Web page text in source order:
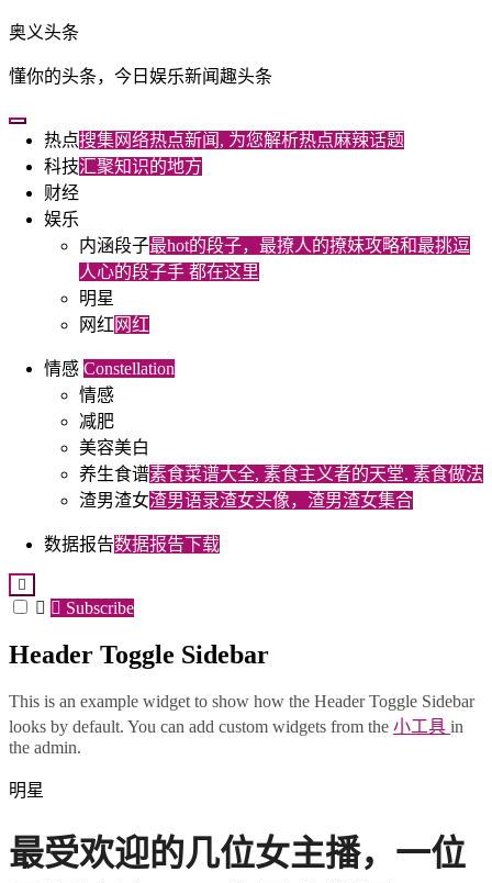
跳
到
奥义头条
懂你的头条，今日娱乐新闻趣头条
热点搜集网络热点新闻, 为您解析热点麻辣话题
科技汇聚知识的地方
财经
娱乐
内涵段子最hot的段子，最撩人的撩妹攻略和最挑逗
人心的段子手 都在这里
明星
网红 网红
情感 Constellation
情感
减肥
美容美白
养生食谱素食菜谱大全, 素食主义者的天堂. 素食做法
渣男渣女渣男语录渣女头像，渣男渣女集合
数据报告数据报告下载
Subscribe
Header Toggle Sidebar
This is an example widget to show how the Header Toggle Sidebar
looks by default. You can add custom widgets from the 小工具 in
the admin.
明星
最受欢迎的几位女主播，一位